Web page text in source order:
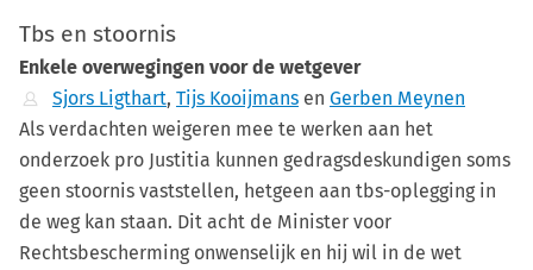
Tbs en stoornis
Enkele overwegingen voor de wetgever
Sjors Ligthart, Tijs Kooijmansen Gerben Meynen
Als verdachten weigeren mee te werken aan het
onderzoek pro Justitia kunnen gedragsdeskundigen soms
geen stoornis vaststellen, hetgeen aan tbs-oplegging in
de weg kan staan. Dit acht de Minister voor
Rechtsbescherming onwenselijk en hij wil in de wet